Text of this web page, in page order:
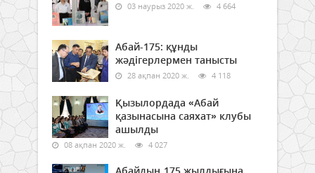
03 наурыз 2020 ж. 4 664
Абай-175: құнды
жәдігерлермен танысты
28 ақпан 2020 ж. 4 118
Қызылордада «Абай
қазынасына саяхат» клубы
ашылды
08 ақпан 2020 ж. 4 027